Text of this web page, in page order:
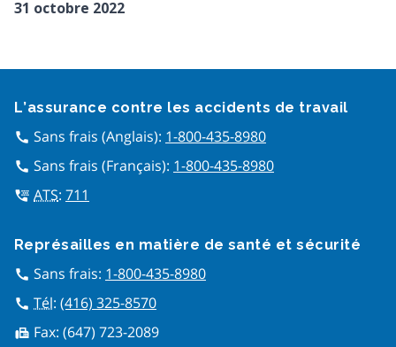
31 octobre 2022
L’assurance contre les accidents de travail
call Sans frais (Anglais): 1-800-435-8980
call Sans frais (Français): 1-800-435-8980
tty ATS: 711
Représailles en matière de san​té et sécurité
call Sans frais: 1-800-435-8980
call Tél: (416) 325-8570
fax Fax: (647) 723-2089